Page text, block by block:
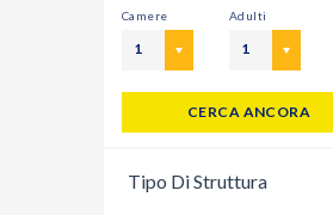
Camere
1
Adulti
1
CERCA ANCORA
Tipo Di Struttura